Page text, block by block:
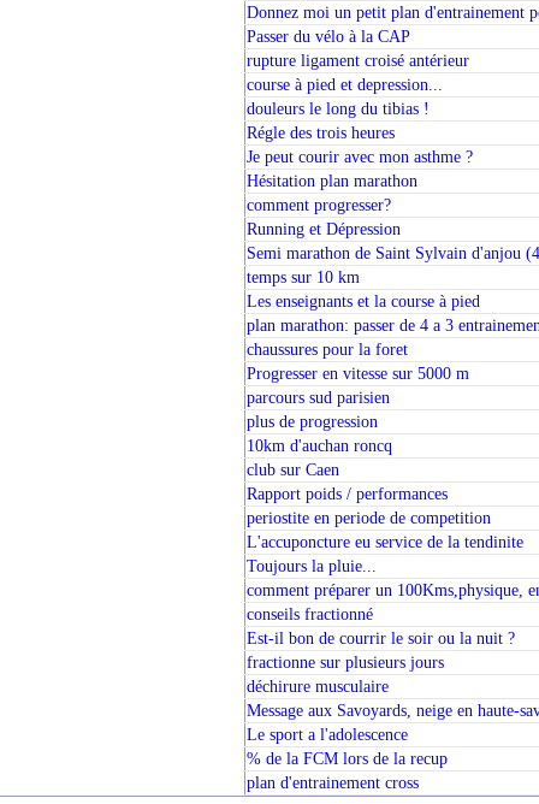
Donnez moi un petit plan d'entrainement
Passer du vélo à la CAP
rupture ligament croisé antérieur
course à pied et depression...
douleurs le long du tibias !
Régle des trois heures
Je peut courir avec mon asthme ?
Hésitation plan marathon
comment progresser?
Running et Dépression
Semi marathon de Saint Sylvain d'anjou
temps sur 10 km
Les enseignants et la course à pied
plan marathon: passer de 4 a 3
chaussures pour la foret
Progresser en vitesse sur 5000 m
parcours sud parisien
plus de progression
10km d'auchan roncq
club sur Caen
Rapport poids / performances
periostite en periode de competition
L'accuponcture eu service de la tendinite
Toujours la pluie...
comment préparer un 100Kms,physique,
conseils fractionné
Est-il bon de courrir le soir ou la nuit ?
fractionne sur plusieurs jours
déchirure musculaire
Message aux Savoyards, neige en haute-
Le sport a l'adolescence
% de la FCM lors de la recup
plan d'entrainement cross